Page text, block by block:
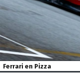
Ferrari en Pizza